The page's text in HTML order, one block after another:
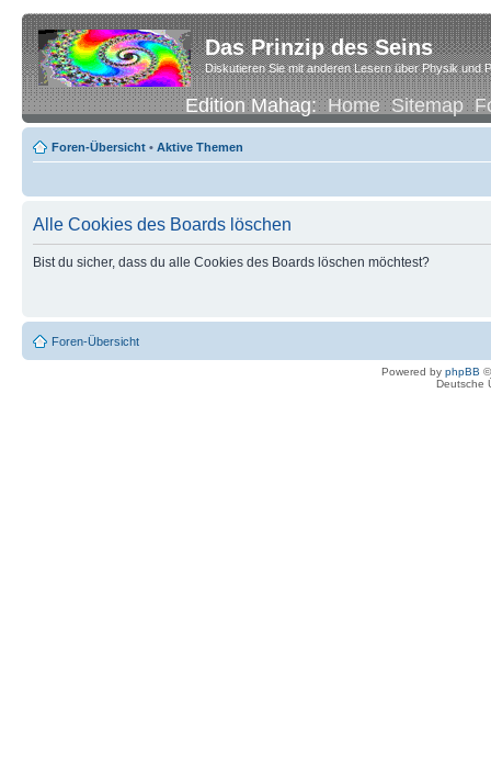
Das Prinzip des Seins
Diskutieren Sie mit anderen Lesern über Physik und
Edition Mahag:Home Sitemap
Foren-Übersicht • Aktive Themen
Alle Cookies des Boards löschen
Bist du sicher, dass du alle Cookies des Boards löschen möchtest?
Foren-Übersicht
Powered by phpBB
Deutsche